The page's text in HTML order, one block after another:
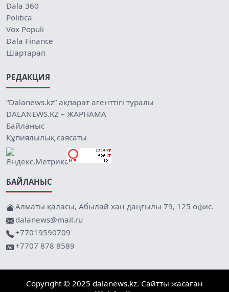
Dala 360
Politica
Vox Populi
Dala Finance
Шартарап
РЕДАКЦИЯ
“Dalanews.kz” ақпарат агенттігі туралы
DALANEWS.KZ – ЖАРНАМА
Байланыс
Құпиялылық саясаты
БАЙЛАНЫС
Алматы қаласы, Абылай хан даңғылы 79, 125 офис.
dalanews@mail.ru
+77019590709
+7707 878 8589
Copyright © 2025 dalanews.kz. Сайтты жасаған